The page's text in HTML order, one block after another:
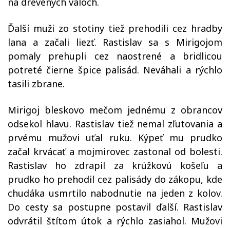
Ďalší muži zo stotiny tiež prehodili cez hradby
lana a začali liezť. Rastislav sa s Mirigojom
pomaly prehupli cez naostrené a bridlicou
potreté čierne špice palisád. Neváhali a rýchlo
tasili zbrane.
Mirigoj bleskovo mečom jednému z obrancov
odsekol hlavu. Rastislav tiež nemal zľutovania a
prvému mužovi uťal ruku. Kýpeť mu prudko
začal krvácať a mojmirovec zastonal od bolesti.
Rastislav ho zdrapil za krúžkovú košeľu a
prudko ho prehodil cez palisády do zákopu, kde
chudáka usmrtilo nabodnutie na jeden z kolov.
Do cesty sa postupne postavil ďalší. Rastislav
odvrátil štítom útok a rýchlo zasiahol. Mužovi